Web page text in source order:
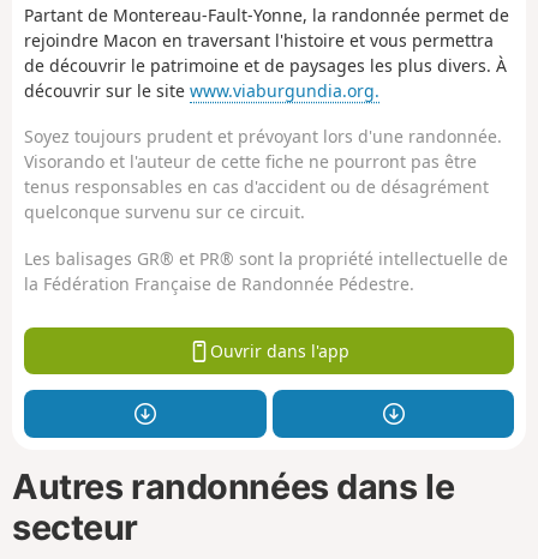
Partant de Montereau-Fault-Yonne, la randonnée permet de
rejoindre Macon en traversant l'histoire et vous permettra
de découvrir le patrimoine et de paysages les plus divers. À
découvrir sur le site www.viaburgundia.org.
Soyez toujours prudent et prévoyant lors d'une randonnée.
Visorando et l'auteur de cette fiche ne pourront pas être
tenus responsables en cas d'accident ou de désagrément
quelconque survenu sur ce circuit.
Les balisages GR® et PR® sont la propriété intellectuelle de
la Fédération Française de Randonnée Pédestre.
Ouvrir dans l'app
Autres randonnées dans le
secteur